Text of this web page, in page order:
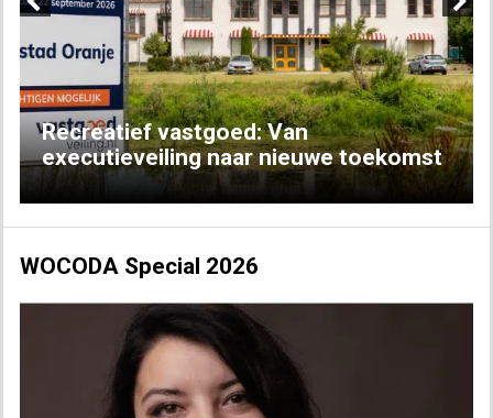
Recreatief vastgoed: Van
executieveiling naar nieuwe toekomst
Next
WOCODA Special 2026